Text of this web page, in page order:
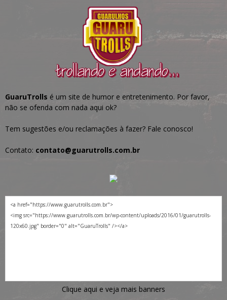
GuaruTrolls é um site de humor e entretenimento. Por favor,
não se ofenda com nada aqui ok?
Tem sugestões e/ou reclamações à fazer? Fale conosco!
Contato: contato@guarutrolls.com.br
Clique aqui e veja mais banners